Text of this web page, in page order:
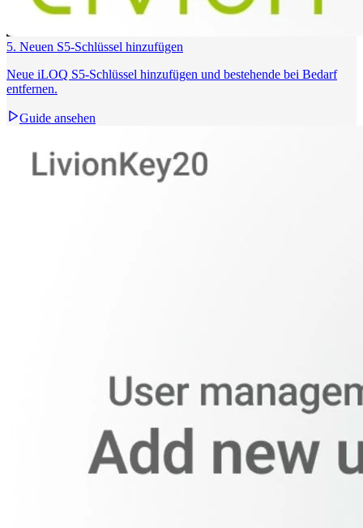
5. Neuen S5‑Schlüssel hinzufügen
Neue iLOQ S5‑Schlüssel hinzufügen und bestehende bei Bedarf
entfernen.
Guide ansehen